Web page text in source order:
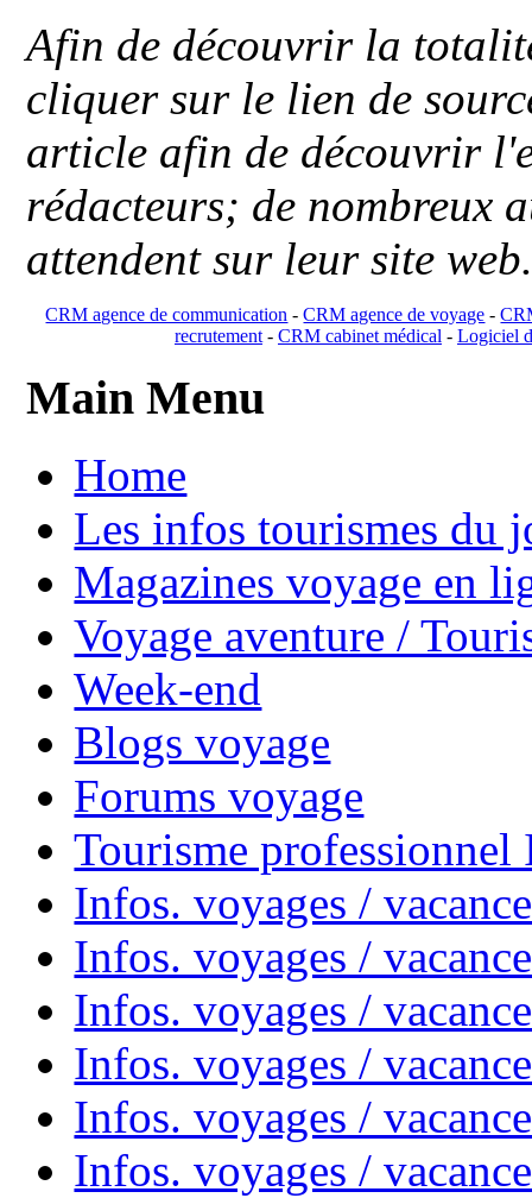
Afin de découvrir la
cliquer sur le lien de
article afin de découvrir
rédacteurs; de nombreux
attendent sur leur site
CRM agence de communication -CRM agence de voyage -
recrutement- CRM cabinet médical- Logiciel
Main Menu
Home
Les infos tourismes du
Magazines voyage en
Voyage aventure /
Week-end
Blogs voyage
Forums voyage
Tourisme
Infos. voyages /
Infos. voyages /
Infos. voyages /
Infos. voyages /
Infos. voyages /
Infos. voyages /